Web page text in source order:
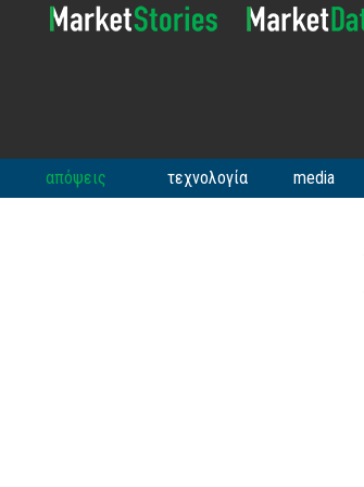
απόψεις τεχνολογία media